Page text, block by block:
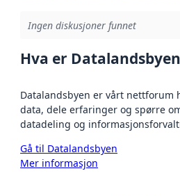
Ingen diskusjoner funnet
Hva er
Datalandsbyen er vårt nettforum
data, dele erfaringer og spørre
datadeling og
Gå til Datalandsbyen
Mer informasjon